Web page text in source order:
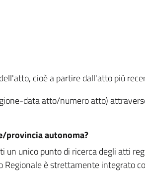
cioè a partire dall'atto più
data atto/numero atto)
provincia autonoma?
un unico punto di ricerca degli atti
è strettamente integrato